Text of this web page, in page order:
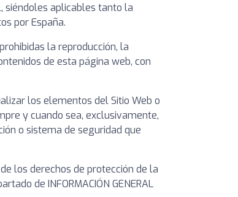
siéndoles aplicables tanto la
por España.
la reproducción, la
de esta página web, con
los elementos del Sitio Web o
y cuando sea, exclusivamente,
o sistema de seguridad que
los derechos de protección de la
de INFORMACIÓN GENERAL